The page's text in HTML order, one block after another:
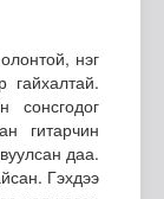
нэг
гайхалтай.
гитарчин
даа.
Гэхдээ